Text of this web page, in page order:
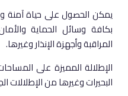
يمكن الحصول على حياة آمنة
بكافة وسائل الحماية
المراقبة وأجهزة الإنذار وغيرها.
الإطلالة المميزة على
البحيرات وغيرها من الإطلالات